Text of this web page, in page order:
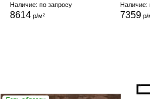
Наличие: по запросу
8614 р/м²
Наличие:
7359 р/